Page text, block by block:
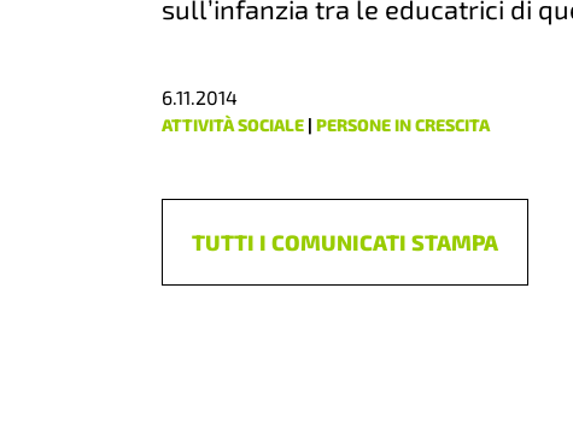
sull’infanzia tra le educatrici di
6.11.2014
ATTIVITÀ SOCIALE |PERSONE IN CRESCITA
TUTTI I COMUNICATI STAMPA